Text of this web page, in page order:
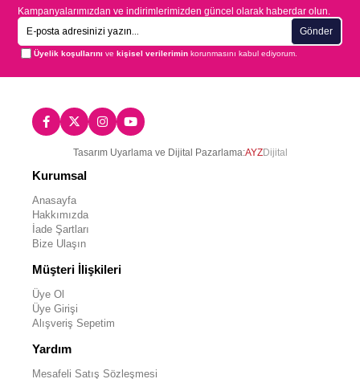
Kampanyalarımızdan ve indirimlerimizden güncel olarak haberdar olun.
Gönder
Üyelik koşullarını vekişisel verilerimin korunmasını kabul ediyorum.
Tasarım Uyarlama ve Dijital Pazarlama:AYZDijital
Kurumsal
Anasayfa
Hakkımızda
İade Şartları
Bize Ulaşın
Müşteri İlişkileri
Üye Ol
Üye Girişi
Alışveriş Sepetim
Yardım
Mesafeli Satış Sözleşmesi